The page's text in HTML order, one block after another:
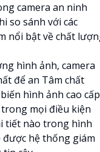
camera an ninh
so sánh với các
nổi bật về chất
hình ảnh, camera
để an Tâm chất
hình ảnh cao cấp
mọi điều kiện
tiết nào trong hình
được hệ thống giám